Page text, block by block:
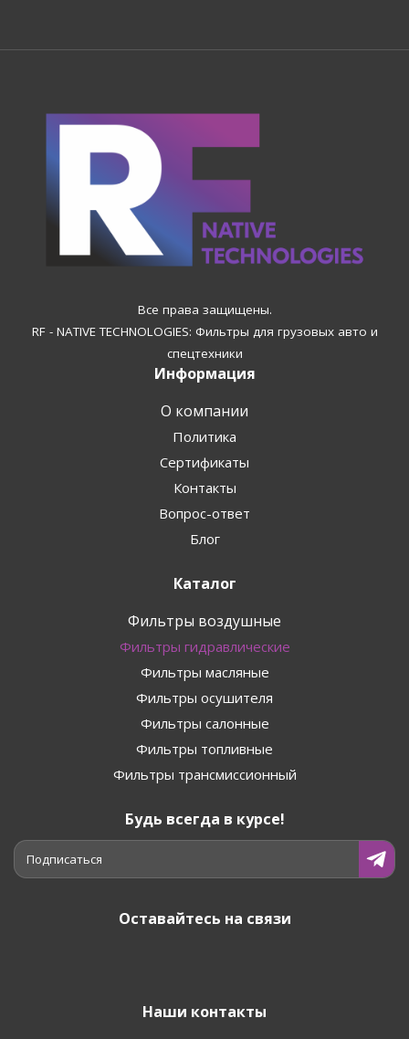
Все права защищены.
RF - NATIVE TECHNOLOGIES: Фильтры для грузовых авто и
спецтехники
Информация
О компании
Политика
Сертификаты
Контакты
Вопрос-ответ
Блог
Каталог
Фильтры воздушные
Фильтры гидравлические
Фильтры масляные
Фильтры осушителя
Фильтры салонные
Фильтры топливные
Фильтры трансмиссионный
Будь всегда в курсе!
Подписаться
Оставайтесь на связи
Наши контакты